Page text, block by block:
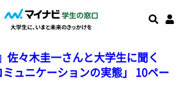
佐々木圭一さんと大学生に聞く
ミュニケーションの実態」 10ペー